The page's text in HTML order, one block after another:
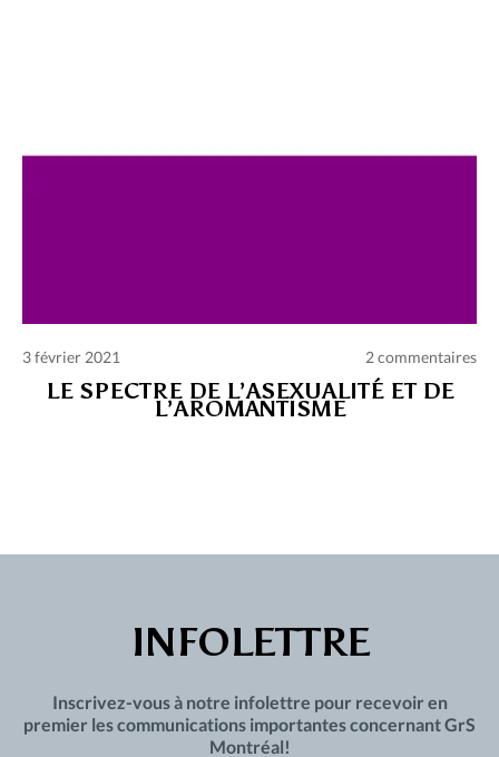
3 février 2021 2 commentaires
LE SPECTRE DE L’ASEXUALITÉ ET DE
L’AROMANTISME
INFOLETTRE
Inscrivez-vous à notre infolettre pour recevoir en
premier les communications importantes concernant GrS
Montréal!